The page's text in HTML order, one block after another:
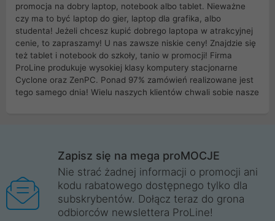
promocja na dobry laptop, notebook albo tablet. Nieważne
czy ma to być laptop do gier, laptop dla grafika, albo
studenta! Jeżeli chcesz kupić dobrego laptopa w atrakcyjnej
cenie, to zapraszamy! U nas zawsze niskie ceny! Znajdzie się
też tablet i notebook do szkoły, tanio w promocji! Firma
ProLine produkuje wysokiej klasy komputery stacjonarne
Cyclone oraz ZenPC. Ponad 97% zamówień realizowane jest
tego samego dnia! Wielu naszych klientów chwali sobie nasze
Wrocław, Poznań, Legnica, Katowice, Gliwice, Kalisz, Bytom,
Trzebnica, Opole. Szybka i profesjonalna obsługa!
ProLine to polska firma ze 100% polskim kapitałem. Działamy
legalnie i płacimy podatki w naszym kraju! Posiadamy siedzibę
główną w Mirkowie oraz salony na terenie kraju. Cała
Zapisz się na mega proMOCJE
Nie strać żadnej informacji o promocji ani
kodu rabatowego dostępnego tylko dla
subskrybentów. Dołącz teraz do grona
odbiorców newslettera ProLine!